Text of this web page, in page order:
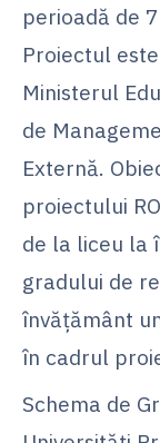
perioadă de
Proiectul
Ministerul
de
Externă.
proiectului
de la liceu la
gradului de
învățământ
în cadrul
Schema de